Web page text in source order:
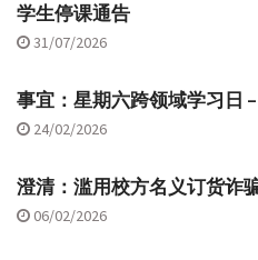
学生停课通告
31/07/2026
事宜：星期六跨领域学习日
24/02/2026
澄清：滥用校方名义订货诈
06/02/2026